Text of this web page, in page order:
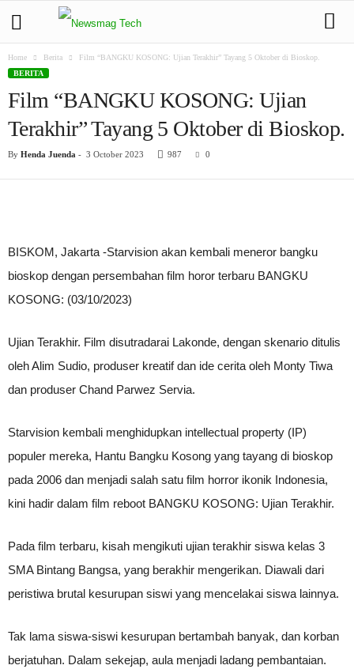
Home Berita
Film “BANGKU KOSONG: Ujian Terakhir” Tayang 5 Oktober di Bioskop.
BERITA
Film “BANGKU KOSONG: Ujian
Terakhir” Tayang 5 Oktober di Bioskop.
By Henda Juenda - 3 October 2023 987 0
BISKOM, Jakarta -Starvision akan kembali meneror bangku
bioskop dengan persembahan film horor terbaru BANGKU
KOSONG: (03/10/2023)
Ujian Terakhir. Film disutradarai Lakonde, dengan skenario ditulis
oleh Alim Sudio, produser kreatif dan ide cerita oleh Monty Tiwa
dan produser Chand Parwez Servia.
Starvision kembali menghidupkan intellectual property (IP)
populer mereka, Hantu Bangku Kosong yang tayang di bioskop
pada 2006 dan menjadi salah satu film horror ikonik Indonesia,
kini hadir dalam film reboot BANGKU KOSONG: Ujian Terakhir.
Pada film terbaru, kisah mengikuti ujian terakhir siswa kelas 3
SMA Bintang Bangsa, yang berakhir mengerikan. Diawali dari
peristiwa brutal kesurupan siswi yang mencelakai siswa lainnya.
Tak lama siswa-siswi kesurupan bertambah banyak, dan korban
berjatuhan. Dalam sekejap, aula menjadi ladang pembantaian.